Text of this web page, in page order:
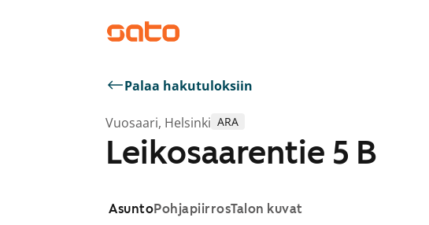
Palaa hakutuloksiin
Vuosaari, Helsinki ARA
Leikosaarentie 5 B
AsuntoPohjapiirrosTalon kuvat